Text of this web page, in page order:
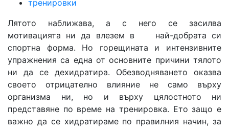
тренировки
Лятото наближава, а с него се засилва
мотивацията ни да влезем в най-добрата си
спортна форма. Но горещината и интензивните
упражнения са една от основните причини тялото
ни да се дехидратира. Обезводняването оказва
своето отрицателно влияние не само върху
организма ни, но и върху цялостното ни
представяне по време на тренировка. Ето защо е
важно да се хидратираме по правилния начин, за